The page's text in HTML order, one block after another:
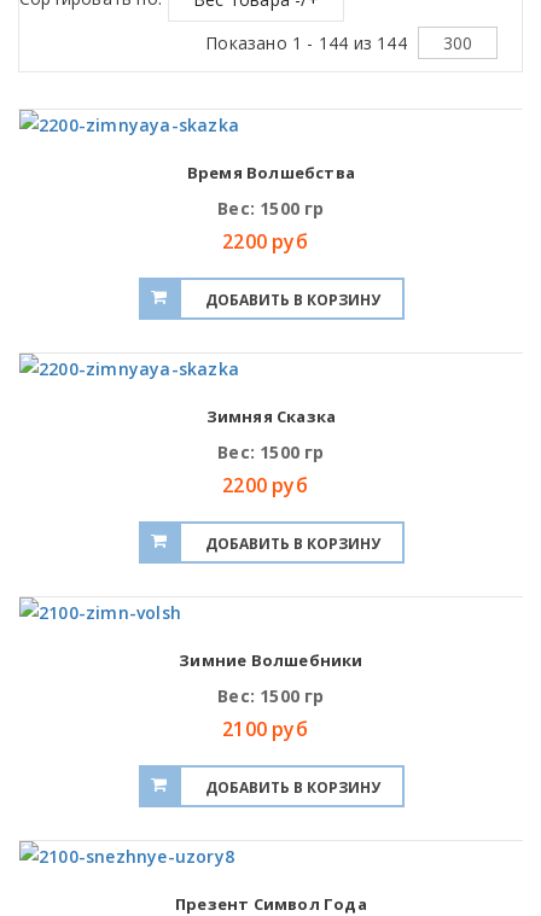
Показано 1 - 144 из 144
Время Волшебства
Вес: 1500 гр
2200 руб
Зимняя Сказка
Вес: 1500 гр
2200 руб
Зимние Волшебники
Вес: 1500 гр
2100 руб
Презент Символ Года